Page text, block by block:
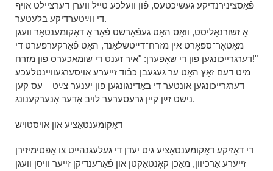
פֿאַסצינירנדיקע געשיכטעס, פֿון וועלכע טייל ווערן דערציילט אויף
די ווײַטערדיקע בלעטער.
אַ זשורנאַליסט, וואָס האָט געפֿאָרשט פֿאַר אַ דאָקומענטאַר וועגן
מאָטאָר־ספּאָרט אין מזרח־דײַטשלאַנד, האָט פֿאַרקערפּערט די
דערגרייכונגען פֿון די שאָפֿערן: "איר זענט די שומאַכערס פֿון מזרח!"
מיט דעם זאַץ האָט ער געגעבן כּבֿוד זייערע אויסערגעוויינטלעכע
דערגרייכונגען אונטער די באַדינגונגען פֿון יענער צײַט – עס קען
נישט זײַן קיין גרעסערער לויב אָדער אָנערקענונג.
דאָקומענטאַציע און אויסטויש
די דאָזיקע דאָקומענטאַציע גיט יעדן די געלעגנהייט צו אָפּטימיזירן
זייערע אַרכיוון, מאַכן קאָנטאַקטן און פֿאַרענדיקן זייער וויסן וועגן